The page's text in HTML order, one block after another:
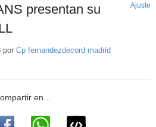
presentan su
Ajuste
por Cp fernandezdecord madrid